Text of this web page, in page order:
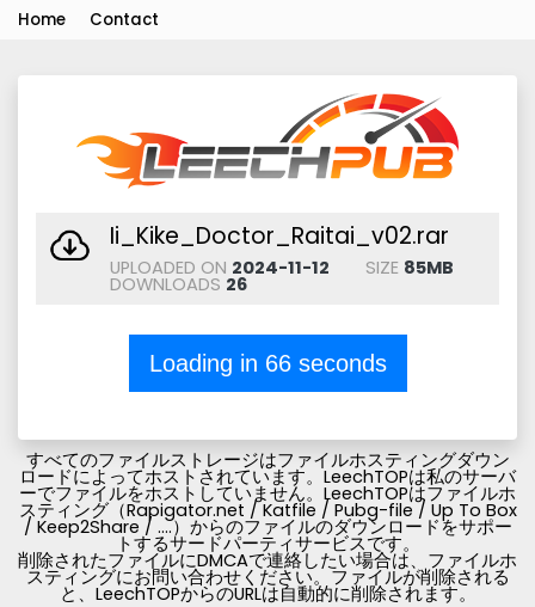
Home Contact
Ii_Kike_Doctor_Raitai_v02.rar
UPLOADED ON 2024-11-12 SIZE 85MB
DOWNLOADS 26
Loading in 66seconds
すべてのファイルストレージはファイルホスティングダウン
ロードによってホストされています。LeechTOPは私のサーバ
ーでファイルをホストしていません。LeechTOPはファイルホ
スティング（Rapigator.net / Katfile / Pubg-file / Up To Box
/ Keep2Share / ....）からのファイルのダウンロードをサポー
トするサードパーティサービスです。
削除されたファイルにDMCAで連絡したい場合は、ファイルホ
スティングにお問い合わせください。ファイルが削除される
と、LeechTOPからのURLは自動的に削除されます。